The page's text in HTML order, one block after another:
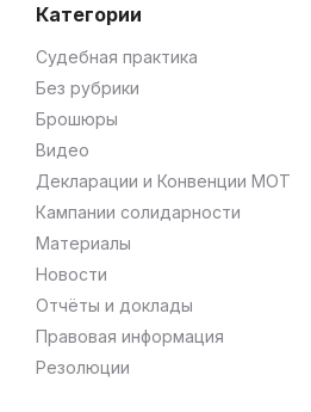
Категории
Cудебная практика
Без рубрики
Брошюры
Видео
Декларации и Конвенции МОТ
Кампании солидарности
Материалы
Новости
Отчёты и доклады
Правовая информация
Резолюции